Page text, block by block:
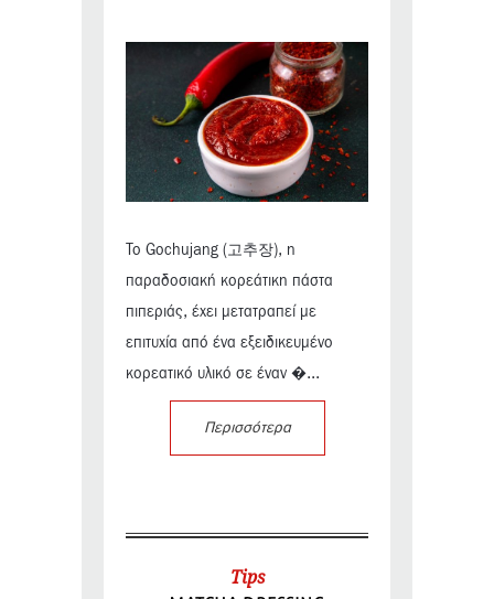
Το Gochujang (고추장), η
παραδοσιακή κορεάτικη πάστα
πιπεριάς, έχει μετατραπεί με
επιτυχία από ένα εξειδικευμένο
κορεατικό υλικό σε έναν �...
Περισσότερα
Tips